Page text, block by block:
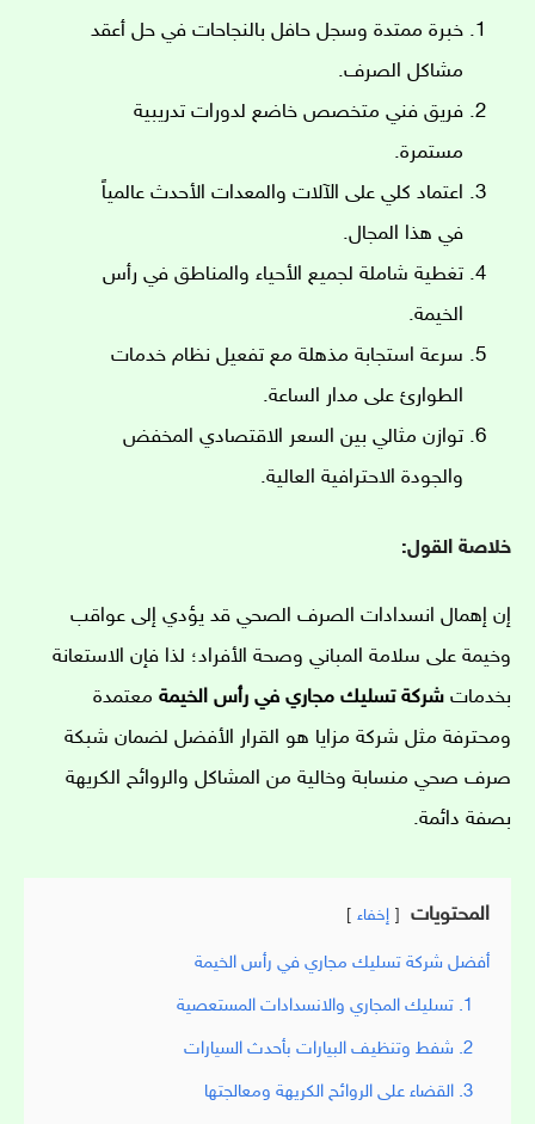
خبرة ممتدة وسجل حافل بالنجاحات في حل أعقد
مشاكل الصرف.
فريق فني متخصص خاضع لدورات تدريبية
مستمرة.
اعتماد كلي على الآلات والمعدات الأحدث عالمياً
في هذا المجال.
تغطية شاملة لجميع الأحياء والمناطق في رأس
الخيمة.
سرعة استجابة مذهلة مع تفعيل نظام خدمات
الطوارئ على مدار الساعة.
توازن مثالي بين السعر الاقتصادي المخفض
والجودة الاحترافية العالية.
خلاصة القول:
إن إهمال انسدادات الصرف الصحي قد يؤدي إلى عواقب
وخيمة على سلامة المباني وصحة الأفراد؛ لذا فإن الاستعانة
بخدمات شركة تسليك مجاري في رأس الخيمة معتمدة
ومحترفة مثل شركة مزايا هو القرار الأفضل لضمان شبكة
صرف صحي منسابة وخالية من المشاكل والروائح الكريهة
بصفة دائمة.
المحتويات إخفاء
أفضل شركة تسليك مجاري في رأس الخيمة
1. تسليك المجاري والانسدادات المستعصية
2. شفط وتنظيف البيارات بأحدث السيارات
3. القضاء على الروائح الكريهة ومعالجتها